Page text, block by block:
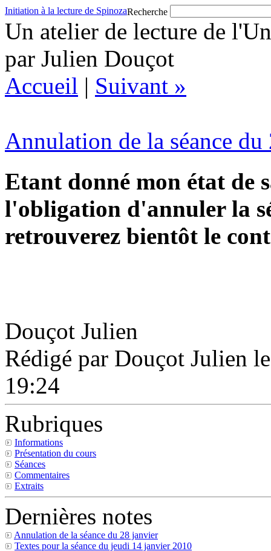
Initiation à la lecture de SpinozaRecherche
Un atelier de lecture de
par Julien Douçot
Accueil | Suivant »
Annulation de la séance
Etant donné mon état de
l'obligation d'annuler la
retrouverez bientôt le
Douçot Julien
Rédigé par Douçot Julien
19:24
Rubriques
Informations
Présentation du cours
Séances
Commentaires
Extraits
Dernières notes
Annulation de la séance du 28 janvier
Textes pour la séance du jeudi 14 janvier 2010